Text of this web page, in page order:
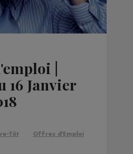
|
16 Janvier
Tôt Offres d'Emploi